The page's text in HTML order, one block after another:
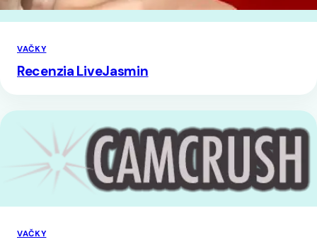
VAČKY
Recenzia LiveJasmin
VAČKY